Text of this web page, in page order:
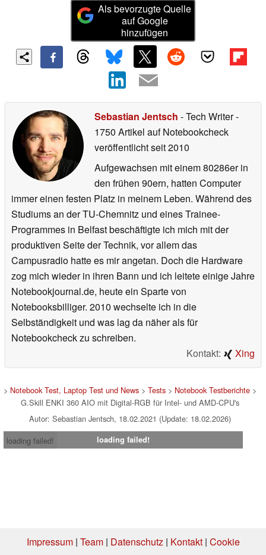
Als bevorzugte Quelle
auf Google
hinzufügen
Sebastian Jentsch - Tech Writer-
1750 Artikel auf Notebookcheck
veröffentlichtseit 2010
Aufgewachsen mit einem 80286er in
den frühen 90ern, hatten Computer
immer einen festen Platz in meinem Leben. Während des
Studiums an der TU-Chemnitz und eines Trainee-
Programmes in Belfast beschäftigte ich mich mit der
produktiven Seite der Technik, vor allem das
Campusradio hatte es mir angetan. Doch die Hardware
zog mich wieder in ihren Bann und ich leitete einige Jahre
Notebookjournal.de, heute ein Sparte von
Notebooksbilliger. 2010 wechselte ich in die
Selbständigkeit und was lag da näher als für
Notebookcheck zu schreiben.
Kontakt:
Xing
> Notebook Test, Laptop Test und News > Tests > Notebook Testberichte >
G.Skill ENKI 360 AIO mit Digital-RGB für Intel- und AMD-CPU's
Autor: Sebastian Jentsch, 18.02.2021 (Update: 18.02.2026)
loading failed!
loading failed!
Impressum| Team| Datenschutz| Kontakt| Cookie